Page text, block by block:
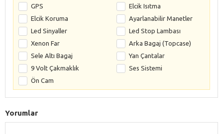
GPS
Elcik Isıtma
Elcik Koruma
Ayarlanabilir Manetler
Led Sinyaller
Led Stop Lambası
Xenon Far
Arka Bagaj (Topcase)
Sele Altı Bagaj
Yan Çantalar
9 Volt Çakmaklık
Ses Sistemi
Ön Cam
Yorumlar